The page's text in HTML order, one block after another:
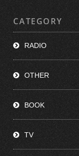
CATEGORY
RADIO
OTHER
BOOK
TV